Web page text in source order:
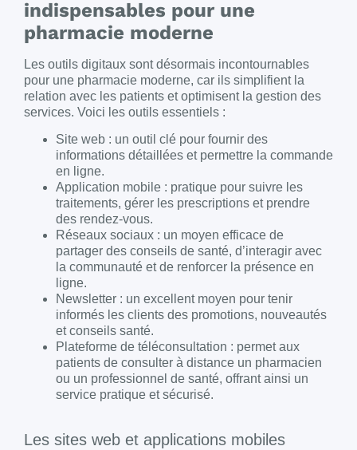
indispensables pour une
pharmacie moderne
Les outils digitaux sont désormais incontournables
pour une pharmacie moderne, car ils simplifient la
relation avec les patients et optimisent la gestion des
services. Voici les outils essentiels :
Site web : un outil clé pour fournir des
informations détaillées et permettre la commande
en ligne.
Application mobile : pratique pour suivre les
traitements, gérer les prescriptions et prendre
des rendez-vous.
Réseaux sociaux : un moyen efficace de
partager des conseils de santé, d’interagir avec
la communauté et de renforcer la présence en
ligne.
Newsletter : un excellent moyen pour tenir
informés les clients des promotions, nouveautés
et conseils santé.
Plateforme de téléconsultation : permet aux
patients de consulter à distance un pharmacien
ou un professionnel de santé, offrant ainsi un
service pratique et sécurisé.
Les sites web et applications mobiles